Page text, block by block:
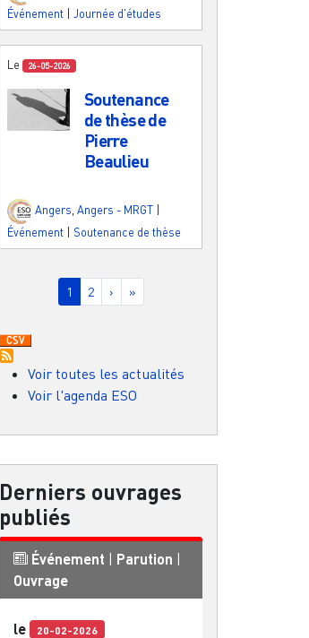
Événement
Journée d'études
Le 26-05-2026
Soutenance
de thèse de
Pierre
Beaulieu
Angers Angers - MRGT
Événement | Soutenance de thèse
Pagination
Page courante
1 Page
2 Page suivante
› Dernière page
»
Voir toutes les actualités
Voir l'agenda ESO
Derniers ouvrages
publiés
Événement | Parution |
Ouvrage
le 20-02-2026